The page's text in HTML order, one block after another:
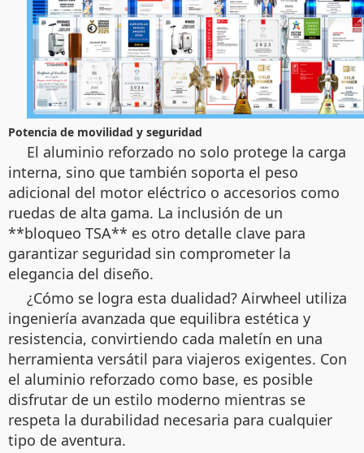
Potencia de movilidad y seguridad
El aluminio reforzado no solo protege la carga
interna, sino que también soporta el peso
adicional del motor eléctrico o accesorios como
ruedas de alta gama. La inclusión de un
**bloqueo TSA** es otro detalle clave para
garantizar seguridad sin comprometer la
elegancia del diseño.
¿Cómo se logra esta dualidad? Airwheel utiliza
ingeniería avanzada que equilibra estética y
resistencia, convirtiendo cada maletín en una
herramienta versátil para viajeros exigentes. Con
el aluminio reforzado como base, es posible
disfrutar de un estilo moderno mientras se
respeta la durabilidad necesaria para cualquier
tipo de aventura.